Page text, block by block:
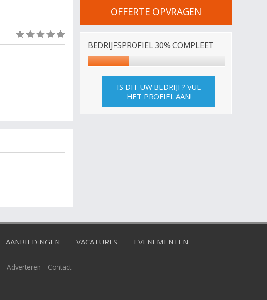
OFFERTE OPVRAGEN
BEDRIJFSPROFIEL 30% COMPLEET
IS DIT UW BEDRIJF? VUL
HET PROFIEL AAN!
AANBIEDINGEN VACATURES EVENEMENTEN
Adverteren Contact